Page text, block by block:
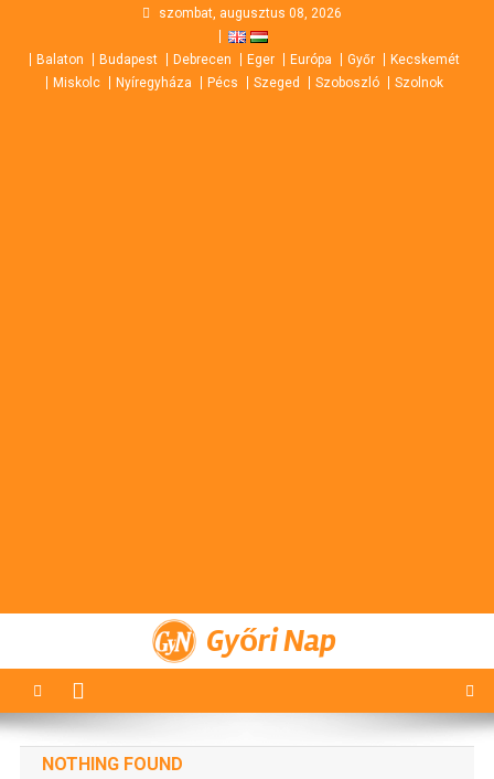
content
szombat, augusztus 08, 2026
Balaton Budapest Debrecen Eger Európa Győr
Kecskemét
Miskolc
Nyíregyháza Pécs Szeged Szoboszló Szolnok
Győri Nap
NOTHING FOUND